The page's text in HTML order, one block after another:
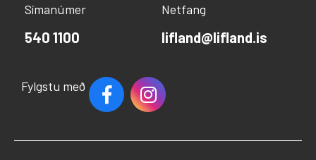
Símanúmer
540 1100
Netfang
lifland@lifland.is
Fylgstu með